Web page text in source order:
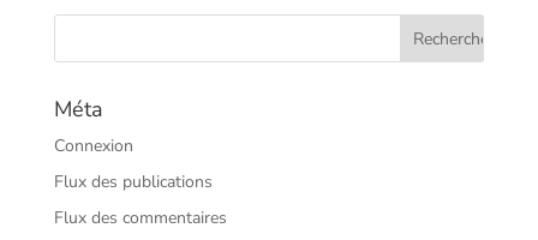
Méta
Connexion
Flux des publications
Flux des commentaires